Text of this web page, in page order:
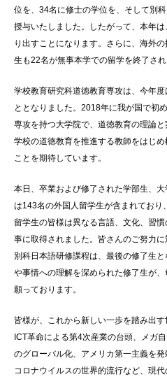
位を、34名に修士の学位を、そして別
授与いたしました。したがって、本年
り出すことになります。さらに、海外
生も22名が無事本学での留学を終了され
学校教育研究科道徳教育専攻は、今年
ととなりました。2018年に我が国で初
専攻を持つ大学院で、道徳教育の理論
学校の道徳教育を推進する教師をはじ
ことを期待しています。
本日、卒業および修了された学部生、
は143名の外国人留学生が含まれており
留学生の皆様は異なる言語、文化、習
事に取得されました。皆さんのご努力に
別科日本語研修課程は、最後の修了生
や事情への理解を深められた修了生が
願っております。
皆様が、これから新しい一歩を踏み出
ICT革命による第4次産業の台頭、メガ
のグローバル化、アメリカ第一主義を
コロナウイルスの世界的流行など、現